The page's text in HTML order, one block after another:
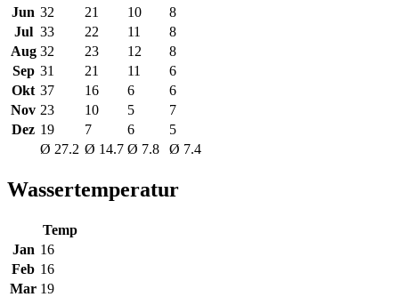
Jun 32 21 10
8
Jul 33 22 11
8
Aug 32 23 12
8
Sep 31 21 11
6
Okt 37 16 6
6
Nov 23 10 5
7
Dez 19 7 6
5
Ø 27.2 Ø 14.7 Ø 7.8 Ø 7.4
Wassertemperatur
Temp
Jan 16
Feb 16
Mar 19